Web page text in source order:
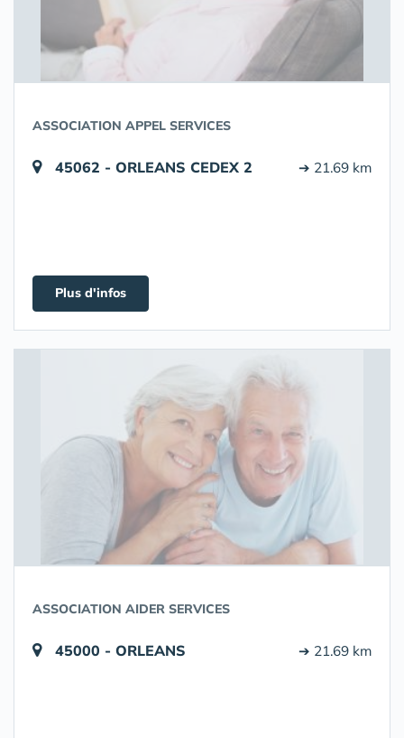
ASSOCIATION APPEL SERVICES
45062 - ORLEANS CEDEX 2 ➔ 21.69 km
Plus d'infos
ASSOCIATION AIDER SERVICES
45000 - ORLEANS ➔ 21.69 km